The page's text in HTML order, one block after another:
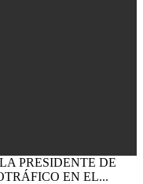
PRESIDENTE DE
EN EL...